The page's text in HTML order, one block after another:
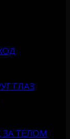
ГЛАЗ
ТЕЛОМ